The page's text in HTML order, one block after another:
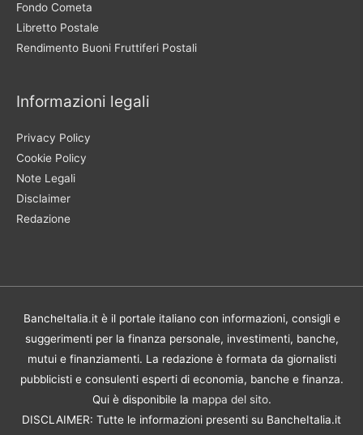
Fondo Cometa
Libretto Postale
Rendimento Buoni Fruttiferi Postali
Informazioni legali
Privacy Policy
Cookie Policy
Note Legali
Disclaimer
Redazione
BancheItalia.it è il portale italiano con informazioni, consigli e
suggerimenti per la finanza personale, investimenti, banche,
mutui e finanziamenti. La redazione è formata da giornalisti
pubblicisti e consulenti esperti di economia, banche e finanza.
Qui è disponibile la mappa del sito.
DISCLAIMER: Tutte le informazioni presenti su BancheItalia.it